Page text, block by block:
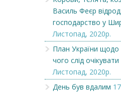
Василь Феєр
господарство у
Листопад, 2020р.
План України щодо
чого слід очікувати
Листопад, 2020р.
День був вдалим